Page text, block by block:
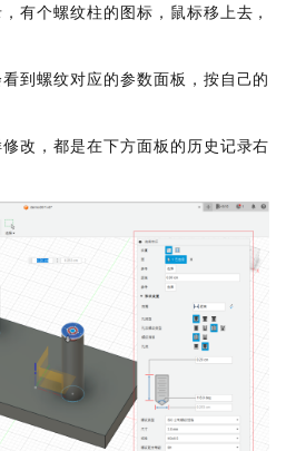
有个螺纹柱的图标，鼠标移上去，
到螺纹对应的参数面板，按自己的
改，都是在下方面板的历史记录右